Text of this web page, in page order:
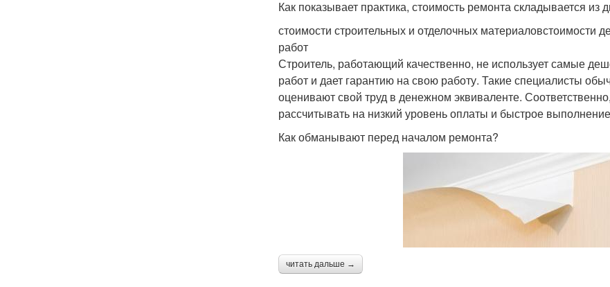
Как показывает практика, стоимость ремонта складывается из
стоимости строительных и отделочных
работ
Строитель, работающий качественно, не использует самые
работ и дает гарантию на свою работу. Такие специалисты
оценивают свой труд в денежном эквиваленте.
рассчитывать на низкий уровень оплаты и быстрое
Как обманывают перед началом ремонта?
читать дальше →